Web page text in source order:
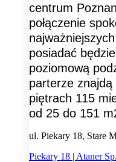
centrum
połączenie
posiadać
poziomową
parterze znajdą
piętrach 115
od 25 do 151
ul. Piekary 18, Stare
Piekary 18 | Ataner